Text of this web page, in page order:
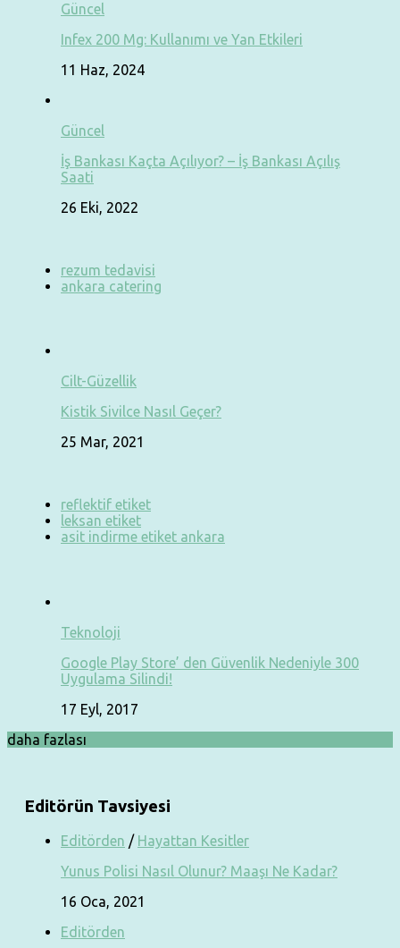
Güncel
Infex 200 Mg: Kullanımı ve Yan Etkileri
11 Haz, 2024
Güncel
İş Bankası Kaçta Açılıyor? – İş Bankası Açılış
Saati
26 Eki, 2022
rezum tedavisi
ankara catering
Cilt-Güzellik
Kistik Sivilce Nasıl Geçer?
25 Mar, 2021
reflektif etiket
leksan etiket
asit indirme etiket ankara
Teknoloji
Google Play Store’ den Güvenlik Nedeniyle 300
Uygulama Silindi!
17 Eyl, 2017
daha fazlası
Editörün Tavsiyesi
Editörden / Hayattan Kesitler
Yunus Polisi Nasıl Olunur? Maaşı Ne Kadar?
16 Oca, 2021
Editörden